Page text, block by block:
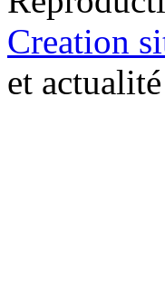
Creation
et actualité